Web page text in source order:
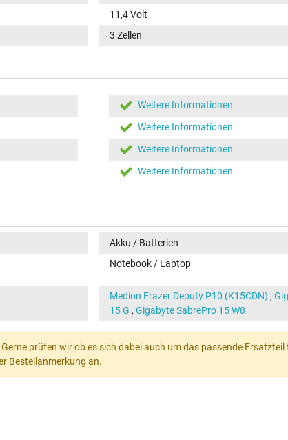
11,4 Volt
3 Zellen
Weitere Informationen
Weitere Informationen
Weitere Informationen
Weitere Informationen
Akku / Batterien
Notebook / Laptop
Medion Erazer Deputy P10 (K15CDN) ,
15 G , Gigabyte SabrePro 15 W8
prüfen wir ob es sich dabei auch um das passende
Bestellanmerkung an.